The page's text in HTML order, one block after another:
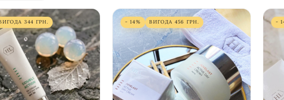
344 ГРН. - 14% ВИГОДА 456 ГРН. -